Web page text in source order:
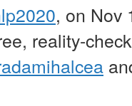
, on Nov
reality-